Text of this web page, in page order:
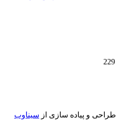
طراحی و پیاده سازی از سیناوب